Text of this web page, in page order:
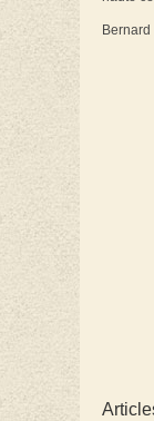
Bernard